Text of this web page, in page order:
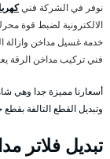
نوفر في الشركة فني
الالكترونية لضبط قوة
خدمة غسيل مداخن وازالة
فني تركيب مداخن الرقة
أسعارنا مميزة جدا وهي
وتبديل القطع التالفة
تبديل فلاتر